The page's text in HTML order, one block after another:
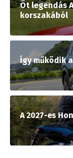
Öt legendás
korszakából
Így működik
A 2027-es